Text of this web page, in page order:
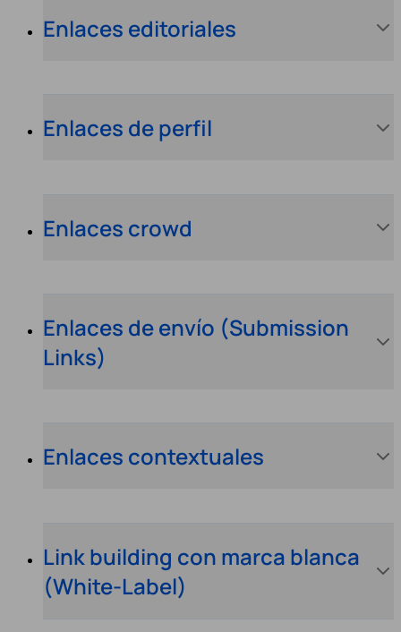
Enlaces editoriales
Enlaces de perfil
Enlaces crowd
Enlaces de envío (Submission
Links)
Enlaces contextuales
Link building con marca blanca
(White-Label)